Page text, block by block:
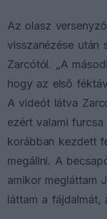
Az olasz
visszanézése után
Zarcótól. „A
hogy az első
A videót látva
ezért valami
korábban kezdett
megállni. A
amikor megláttam
láttam a fájdalmát,